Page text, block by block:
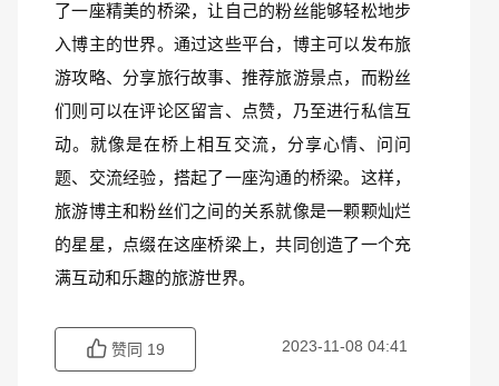
了一座精美的桥梁，让自己的粉丝能够轻松地步
入博主的世界。通过这些平台，博主可以发布旅
游攻略、分享旅行故事、推荐旅游景点，而粉丝
们则可以在评论区留言、点赞，乃至进行私信互
动。就像是在桥上相互交流，分享心情、问问
题、交流经验，搭起了一座沟通的桥梁。这样，
旅游博主和粉丝们之间的关系就像是一颗颗灿烂
的星星，点缀在这座桥梁上，共同创造了一个充
满互动和乐趣的旅游世界。
赞同 19 2023-11-08 04:41